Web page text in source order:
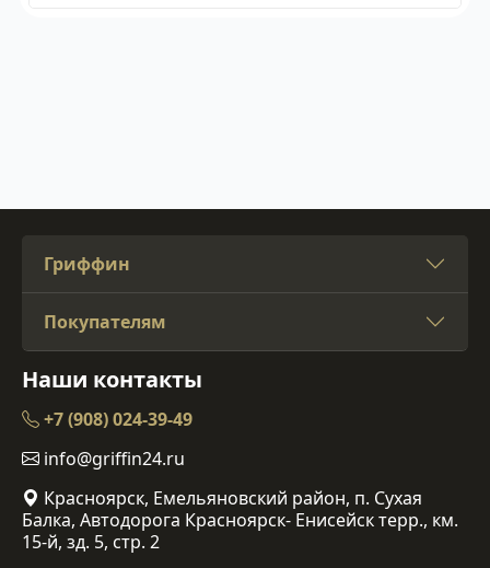
Гриффин
Покупателям
Наши контакты
+7 (908) 024-39-49
info@griffin24.ru
Красноярск, Емельяновский район, п. Сухая
Балка, Автодорога Красноярск- Енисейск терр., км.
15-й, зд. 5, стр. 2